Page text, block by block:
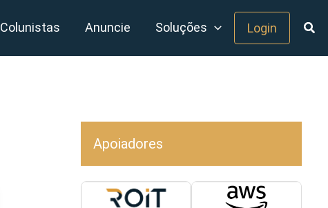
Colunistas Anuncie Soluções Login
Apoiadores